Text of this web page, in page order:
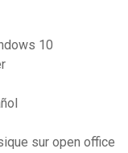
10
sur open office